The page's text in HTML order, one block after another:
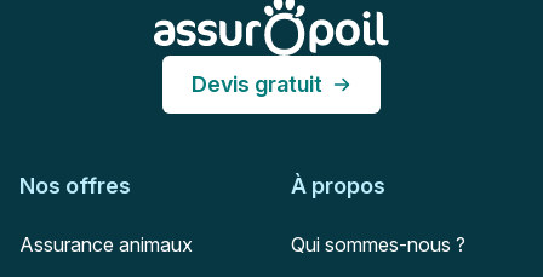
Devis gratuit
Nos offres
Assurance animaux
À propos
Qui sommes-nous ?